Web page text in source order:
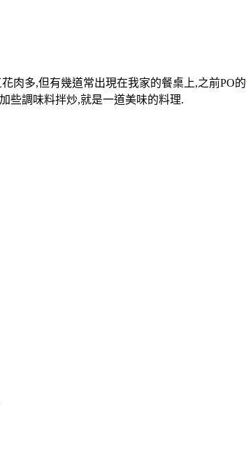
肉多,但有幾道常出現在我家的餐桌上,之前PO的
些調味料拌炒,就是一道美味的料理.